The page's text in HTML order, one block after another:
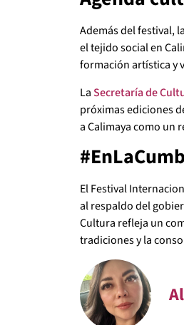
Además del festival,
el tejido social en
formación artística y
LaSecretaría de
próximas ediciones
a Calimaya como un
El Festival
al respaldo del
Cultura refleja un
tradiciones y la